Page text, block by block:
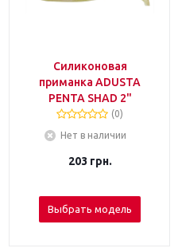
Силиконовая
приманка ADUSTA
PENTA SHAD 2"
(0)
Нет в наличии
203 грн.
Выбрать модель